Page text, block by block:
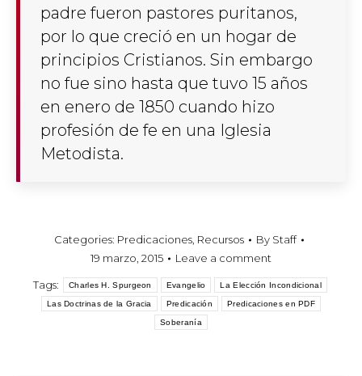
padre fueron pastores puritanos,
por lo que creció en un hogar de
principios Cristianos. Sin embargo
no fue sino hasta que tuvo 15 años
en enero de 1850 cuando hizo
profesión de fe en una Iglesia
Metodista.
Categories: Predicaciones, Recursos By Staff
19 marzo, 2015
Leave a comment
Tags: Charles H. Spurgeon Evangelio La Elección Incondicional
Las Doctrinas de la Gracia Predicación Predicaciones en PDF
Soberanía